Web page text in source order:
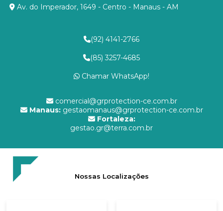
Av. do Imperador, 1649 - Centro - Manaus - AM
(92) 4141-2766
(85) 3257-4685
Chamar WhatsApp!
comercial@grprotection-ce.com.br
Manaus:gestaomanaus@grprotection-ce.com.br
Fortaleza:
gestao.gr@terra.com.br
Nossas Localizações